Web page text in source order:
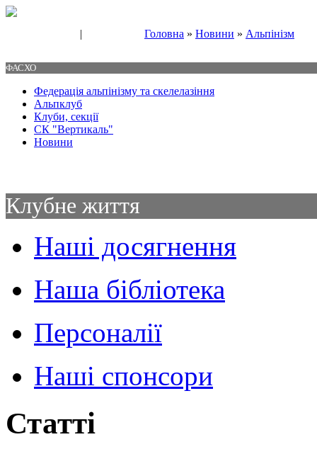
| Головна » Новини » Альпінізм
ФАСХО
Федерація альпінізму та скелелазіння
Альпклуб
Клуби, секції
СК "Вертикаль"
Новини
Клубне життя
Наші досягнення
Наша бібліотека
Персоналії
Наші спонсори
Статті